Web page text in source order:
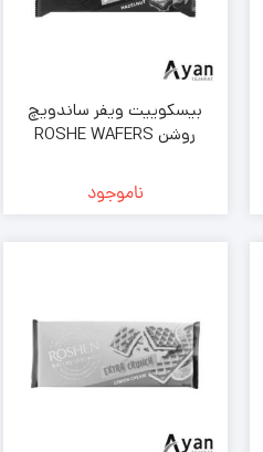
بیسکوییت ویفر ساندویچ
روشن ROSHE WAFERS
بسته 142 گرمی ( خرده فروشی
)
ناموجود